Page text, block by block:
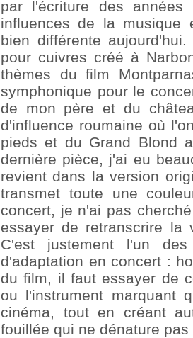
par l'écriture des
influences de la musique
bien différente
pour cuivres créé à
thèmes du film
symphonique pour le
de mon père et du
d'influence roumaine où
pieds et du Grand Blond
dernière pièce, j'ai eu
revient dans la version
transmet toute une
concert, je n'ai pas
essayer de retranscrire
C'est justement l'un
d'adaptation en concert :
du film, il faut essayer de
ou l'instrument marquant
cinéma, tout en créant
fouillée qui ne dénature